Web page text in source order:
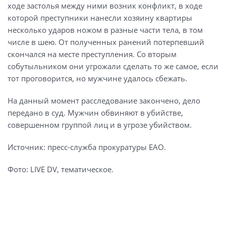
ходе застолья между ними возник конфликт, в ходе
которой преступники нанесли хозяину квартиры
несколько ударов ножом в разные части тела, в том
числе в шею. От полученных ранений потерпевший
скончался на месте преступления. Со вторым
собутыльником они угрожали сделать то же самое, если
тот проговорится, но мужчине удалось сбежать.
На данный момент расследование закончено, дело
передано в суд. Мужчин обвиняют в убийстве,
совершенном группой лиц и в угрозе убийством.
Источник: пресс-служба прокуратуры ЕАО.
Фото: LIVE DV, тематическое.